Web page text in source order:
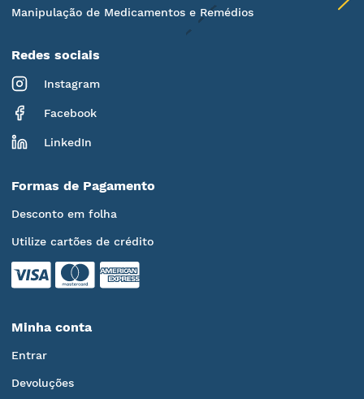
Manipulação de Medicamentos e Remédios
Redes sociais
Instagram
Facebook
LinkedIn
Formas de Pagamento
Desconto em folha
Utilize cartões de crédito
Minha conta
Entrar
Devoluções